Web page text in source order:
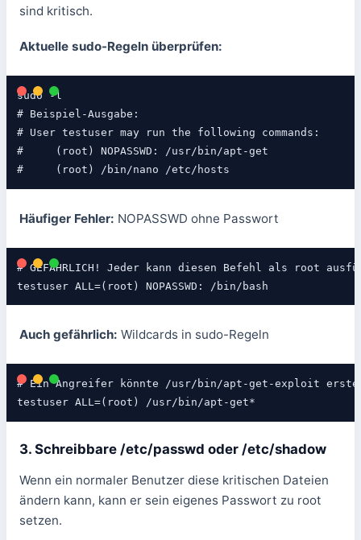
sind kritisch.
Aktuelle sudo-Regeln überprüfen:
sudo -l
# Beispiel-Ausgabe:
# User testuser may run the following commands:
#     (root) NOPASSWD: /usr/bin/apt-get
#     (root) /bin/nano /etc/hosts
Häufiger Fehler: NOPASSWD ohne Passwort
# GEFÄHRLICH! Jeder kann diesen Befehl als root
testuser ALL=(root) NOPASSWD: /bin/bash
Auch gefährlich: Wildcards in sudo-Regeln
# Ein Angreifer könnte /usr/bin/apt-get-exploit
testuser ALL=(root) /usr/bin/apt-get*
3. Schreibbare /etc/passwd oder /etc/shadow
Wenn ein normaler Benutzer diese kritischen Dateien
ändern kann, kann er sein eigenes Passwort zu root
setzen.